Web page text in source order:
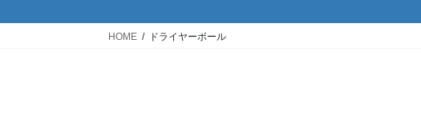
HOME ドライヤーボール